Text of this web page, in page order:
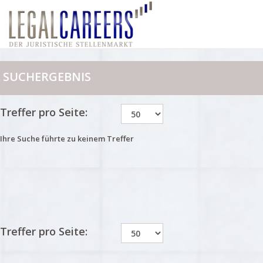
SUCHERGEBNIS
Treffer pro Seite:
Ihre Suche führte zu keinem Treffer
Treffer pro Seite: